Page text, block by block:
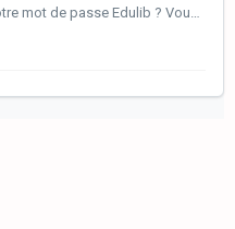
Vous avez perdu ou oublié votre mot de passe Edulib ? Vous pouvez à tout moment le réinitialiser. 1. En cliquant sur "mot de passe oublié"...